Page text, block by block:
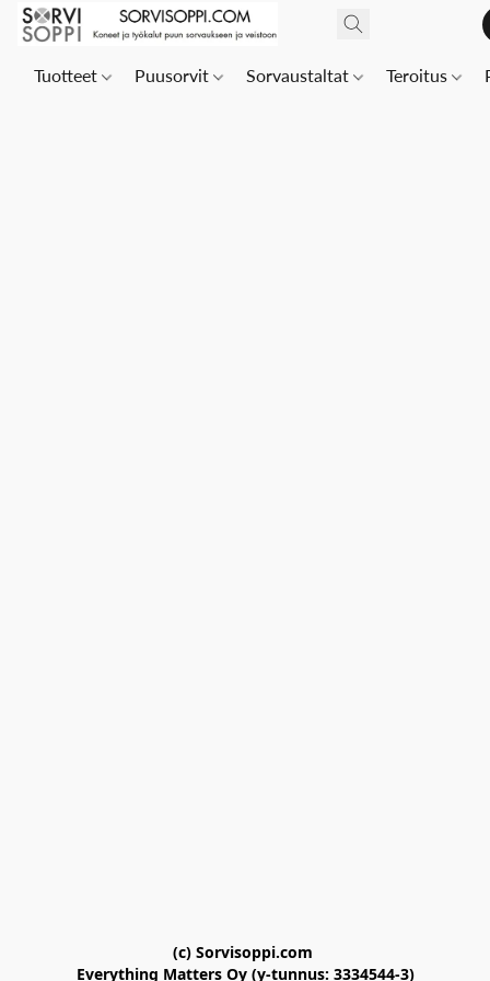
Tuotteet Puusorvit Sorvaustaltat Teroitus
(c) Sorvisoppi.com
Everything Matters Oy (y-tunnus: 3334544-3)